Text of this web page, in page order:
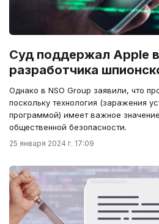
Суд поддержал Apple
разработчика
Однако в NSO Group заявили, что
поскольку технология (заражения
программой) имеет важное
общественной безопасности.
25 января 2024 г. 17:09